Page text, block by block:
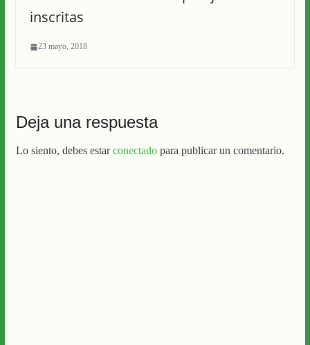
inscritas
23 mayo, 2018
Deja una respuesta
Lo siento, debes estarconectadopara publicar un comentario.